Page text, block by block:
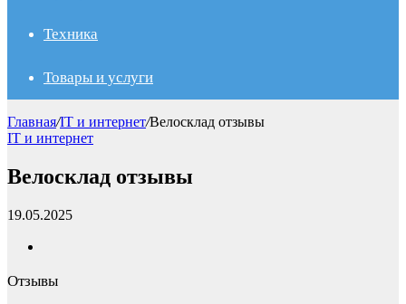
Техника
Товары и услуги
Главная/IT и интернет/Велосклад отзывы
IT и интернет
Велосклад отзывы
19.05.2025
Отзывы